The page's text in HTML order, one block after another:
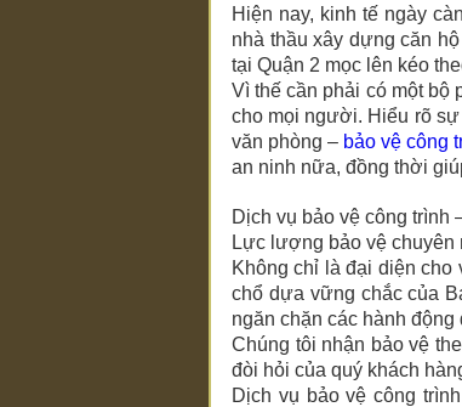
Hiện nay, kinh tế ngày
nhà thầu xây dựng căn
tại Quận 2 mọc lên kéo
Vì thế cần phải có một bộ
cho mọi người. Hiểu rõ sự
văn phòng – bảo vệ công
an ninh nữa, đồng thời
Dịch vụ bảo vệ công trình
Lực lượng bảo vệ chuyên
Không chỉ là đại diện
chổ dựa vững chắc của
ngăn chặn các hành
Chúng tôi nhận bảo vệ
đòi hỏi của quý khách
Dịch vụ bảo vệ công